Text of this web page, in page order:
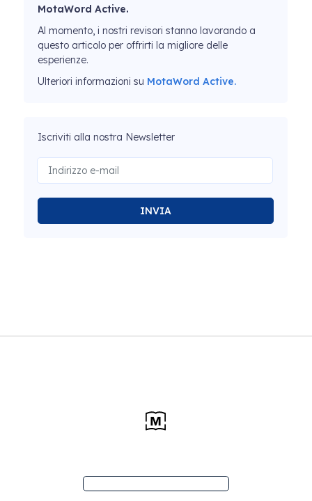
MotaWord Active.
Al momento, i nostri revisori stanno lavorando a
questo articolo per offrirti la migliore delle
esperienze.
Ulteriori informazioni su MotaWord Active.
Iscriviti alla nostra Newsletter
INVIA